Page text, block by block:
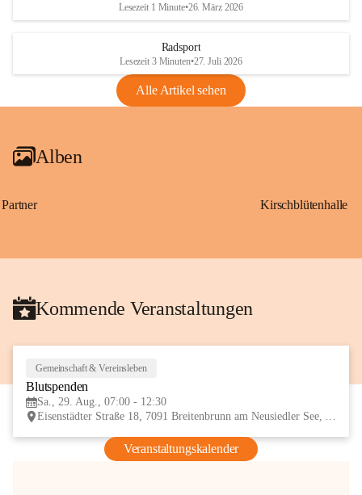
1 Seite•1,4 MB
VBl. EU Nr. 18_2026
Lesezeit 1 Minute•26. März 2026
Radsport
Lesezeit 3 Minuten•27. Juli 2026
Alle Artikel sehen
Alben
Partner Kirschblütenhalle
Kommende Veranstaltungen
Gemeinschaft & Vereinsleben
Blutspenden
Sa., 29. Aug., 07:00 - 12:30
Eisenstädter Straße 18, 7091 Breitenbrunn am Neusiedler See, AUT
Veranstaltungskalender